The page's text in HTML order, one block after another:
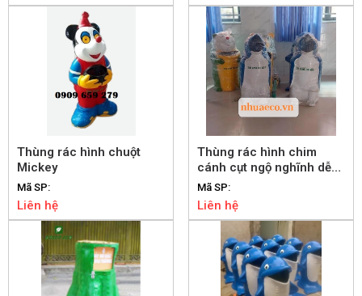
Thùng rác hình chuột
Mickey
Mã SP:
Liên hệ
Thùng rác hình chim
cánh cụt ngộ nghĩnh dễ
thương
Mã SP:
Liên hệ